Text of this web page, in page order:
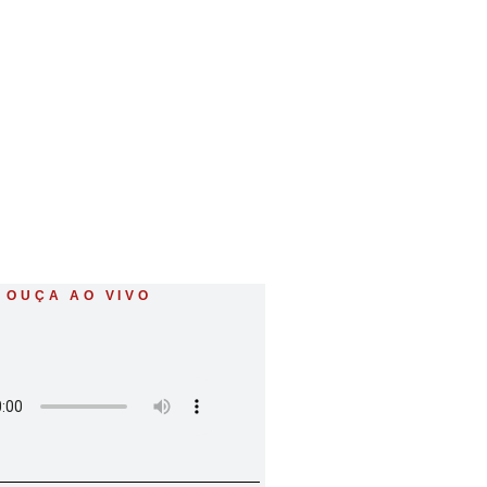
OUÇA AO VIVO